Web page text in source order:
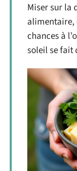
Miser sur la
alimentaire,
chances à
soleil se fait